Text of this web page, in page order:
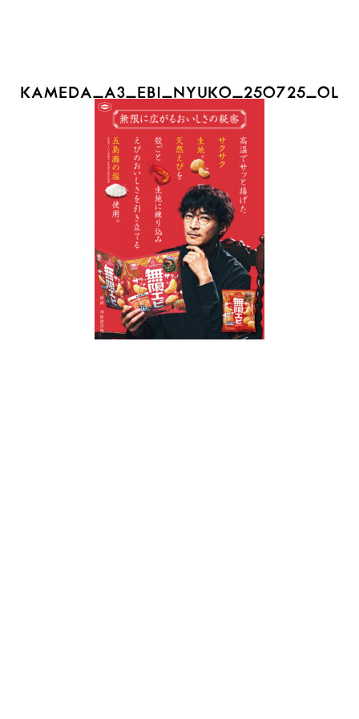
KAMEDA_A3_EBI_NYUKO_250725_OL